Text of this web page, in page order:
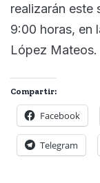
realizarán este
9:00 horas, en
López Mateos.
Compartir:
Facebook
Telegram